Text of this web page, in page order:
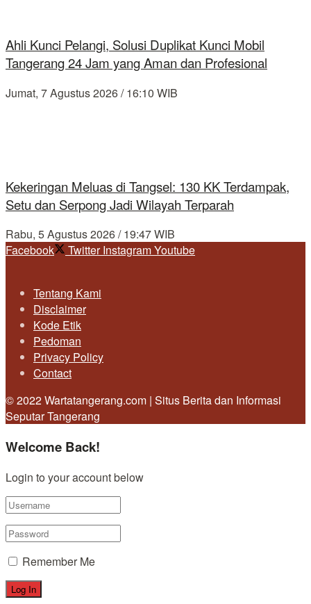
Ahli Kunci Pelangi, Solusi Duplikat Kunci Mobil
Tangerang 24 Jam yang Aman dan Profesional
Jumat, 7 Agustus 2026 / 16:10 WIB
Kekeringan Meluas di Tangsel: 130 KK Terdampak,
Setu dan Serpong Jadi Wilayah Terparah
Rabu, 5 Agustus 2026 / 19:47 WIB
Facebook
Twitter InstagramYoutube
Tentang Kami
Disclaimer
Kode Etik
Pedoman
Privacy Policy
Contact
© 2022 Wartatangerang.com | Situs Berita dan Informasi
Seputar Tangerang
Welcome Back!
Login to your account below
Remember Me